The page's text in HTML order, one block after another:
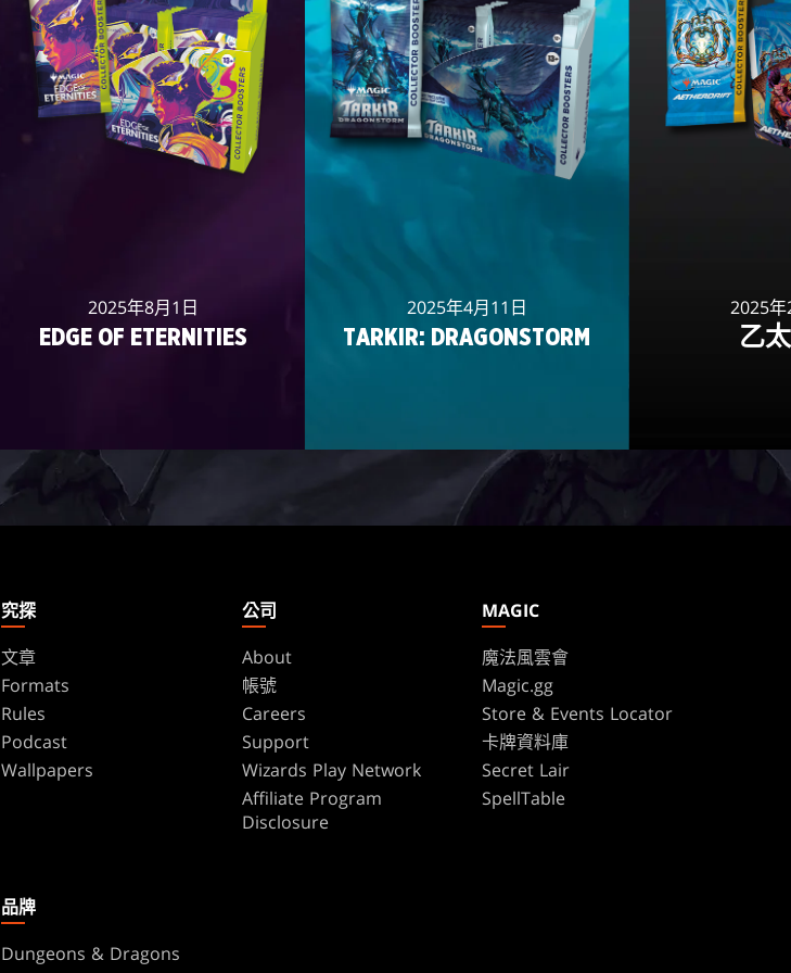
2025年8月1日
EDGE OF ETERNITIES
2025年4月11日
TARKIR: DRAGONSTORM
2025
乙
究探
文章
Formats
Rules
Podcast
Wallpapers
公司
About
帳號
Careers
Support
Wizards Play Network
Affiliate Program
Disclosure
MAGIC
魔法風雲會
Magic.gg
Store & Events Locator
卡牌資料庫
Secret Lair
SpellTable
品牌
Dungeons & Dragons